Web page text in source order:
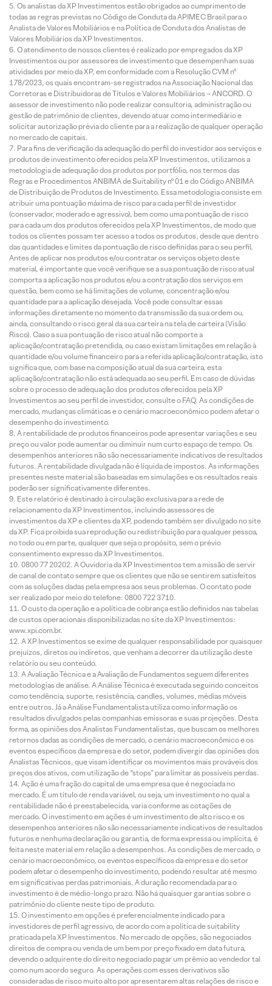
Os analistas da XP Investimentos estão obrigados ao cumprimento de
todas as regras previstas no Código de Conduta da APIMEC Brasil para o
Analista de Valores Mobiliários e na Política de Conduta dos Analistas de
Valores Mobiliários da XP Investimentos.
O atendimento de nossos clientes é realizado por empregados da XP
Investimentos ou por assessores de investimento que desempenham suas
atividades por meio da XP, em conformidade com a Resolução CVM nº
178/2023, os quais encontram-se registrados na Associação Nacional das
Corretoras e Distribuidoras de Títulos e Valores Mobiliários – ANCORD. O
assessor de investimento não pode realizar consultoria, administração ou
gestão de patrimônio de clientes, devendo atuar como intermediário e
solicitar autorização prévia do cliente para a realização de qualquer operação
no mercado de capitais.
Para fins de verificação da adequação do perfil do investidor aos serviços e
produtos de investimento oferecidos pela XP Investimentos, utilizamos a
metodologia de adequação dos produtos por portfólio, nos termos das
Regras e Procedimentos ANBIMA de Suitability nº 01 e do Código ANBIMA
de Distribuição de Produtos de Investimento. Essa metodologia consiste em
atribuir uma pontuação máxima de risco para cada perfil de investidor
(conservador, moderado e agressivo), bem como uma pontuação de risco
para cada um dos produtos oferecidos pela XP Investimentos, de modo que
todos os clientes possam ter acesso a todos os produtos, desde que dentro
das quantidades e limites da pontuação de risco definidas para o seu perfil.
Antes de aplicar nos produtos e/ou contratar os serviços objeto deste
material, é importante que você verifique se a sua pontuação de risco atual
comporta a aplicação nos produtos e/ou a contratação dos serviços em
questão, bem como se há limitações de volume, concentração e/ou
quantidade para a aplicação desejada. Você pode consultar essas
informações diretamente no momento da transmissão da sua ordem ou,
ainda, consultando o risco geral da sua carteira na tela de carteira (Visão
Risco). Caso a sua pontuação de risco atual não comporte a
aplicação/contratação pretendida, ou caso existam limitações em relação à
quantidade e/ou volume financeiro para a referida aplicação/contratação, isto
significa que, com base na composição atual da sua carteira, esta
aplicação/contratação não está adequada ao seu perfil. Em caso de dúvidas
sobre o processo de adequação dos produtos oferecidos pela XP
Investimentos ao seu perfil de investidor, consulte o FAQ. As condições de
mercado, mudanças climáticas e o cenário macroeconômico podem afetar o
desempenho do investimento.
A rentabilidade de produtos financeiros pode apresentar variações e seu
preço ou valor pode aumentar ou diminuir num curto espaço de tempo. Os
desempenhos anteriores não são necessariamente indicativos de resultados
futuros. A rentabilidade divulgada não é líquida de impostos. As informações
presentes neste material são baseadas em simulações e os resultados reais
poderão ser significativamente diferentes.
Este relatório é destinado à circulação exclusiva para a rede de
relacionamento da XP Investimentos, incluindo assessores de
investimentos da XP e clientes da XP, podendo também ser divulgado no site
da XP. Fica proibida sua reprodução ou redistribuição para qualquer pessoa,
no todo ou em parte, qualquer que seja o propósito, sem o prévio
consentimento expresso da XP Investimentos.
0800 77 20202. A Ouvidoria da XP Investimentos tem a missão de servir
de canal de contato sempre que os clientes que não se sentirem satisfeitos
com as soluções dadas pela empresa aos seus problemas. O contato pode
ser realizado por meio do telefone: 0800 722 3710.
O custo da operação e a política de cobrança estão definidos nas tabelas
de custos operacionais disponibilizadas no site da XP Investimentos:
www.xpi.com.br.
A XP Investimentos se exime de qualquer responsabilidade por quaisquer
prejuízos, diretos ou indiretos, que venham a decorrer da utilização deste
relatório ou seu conteúdo.
A Avaliação Técnica e a Avaliação de Fundamentos seguem diferentes
metodologias de análise. A Análise Técnica é executada seguindo conceitos
como tendência, suporte, resistência, candles, volumes, médias móveis
entre outros. Já a Análise Fundamentalista utiliza como informação os
resultados divulgados pelas companhias emissoras e suas projeções. Desta
forma, as opiniões dos Analistas Fundamentalistas, que buscam os melhores
retornos dadas as condições de mercado, o cenário macroeconômico e os
eventos específicos da empresa e do setor, podem divergir das opiniões dos
Analistas Técnicos, que visam identificar os movimentos mais prováveis dos
preços dos ativos, com utilização de “stops” para limitar as possíveis perdas.
Ação é uma fração do capital de uma empresa que é negociada no
mercado. É um título de renda variável, ou seja, um investimento no qual a
rentabilidade não é preestabelecida, varia conforme as cotações de
mercado. O investimento em ações é um investimento de alto risco e os
desempenhos anteriores não são necessariamente indicativos de resultados
futuros e nenhuma declaração ou garantia, de forma expressa ou implícita, é
feita neste material em relação a desempenhos. As condições de mercado, o
cenário macroeconômico, os eventos específicos da empresa e do setor
podem afetar o desempenho do investimento, podendo resultar até mesmo
em significativas perdas patrimoniais. A duração recomendada para o
investimento é de médio-longo prazo. Não há quaisquer garantias sobre o
patrimônio do cliente neste tipo de produto.
O investimento em opções é preferencialmente indicado para
investidores de perfil agressivo, de acordo com a política de suitability
praticada pela XP Investimentos. No mercado de opções, são negociados
direitos de compra ou venda de um bem por preço fixado em data futura,
devendo o adquirente do direito negociado pagar um prêmio ao vendedor tal
como num acordo seguro. As operações com esses derivativos são
consideradas de risco muito alto por apresentarem altas relações de risco e